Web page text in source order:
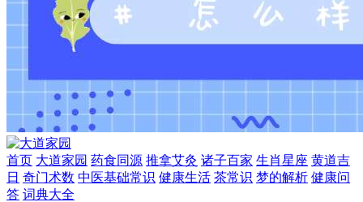
首页 大道家园 药食同源 推拿艾灸 诸子百家 生肖星座 黄道吉
日 奇门术数 中医基础常识 健康生活 茶常识 梦的解析 健康问
答 词典大全